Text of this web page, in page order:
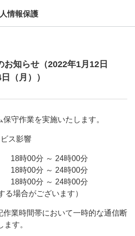
情報保護
お知らせ（2022年1月12日
（月））
守作業を実施いたします。
ス影響
18時00分 ～ 24時00分
時00分 ～ 24時00分
時00分 ～ 24時00分
合がございます）
作業時間帯において一時的な通信断
す。